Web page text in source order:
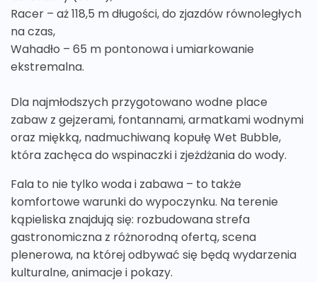
Racer – aż 118,5 m długości, do zjazdów równoległych
na czas,
Wahadło – 65 m pontonowa i umiarkowanie
ekstremalna.
Dla najmłodszych przygotowano wodne place
zabaw z gejzerami, fontannami, armatkami wodnymi
oraz miękką, nadmuchiwaną kopułę Wet Bubble,
która zachęca do wspinaczki i zjeżdżania do wody.
Fala to nie tylko woda i zabawa – to także
komfortowe warunki do wypoczynku. Na terenie
kąpieliska znajdują się: rozbudowana strefa
gastronomiczna z różnorodną ofertą, scena
plenerowa, na której odbywać się będą wydarzenia
kulturalne, animacje i pokazy.